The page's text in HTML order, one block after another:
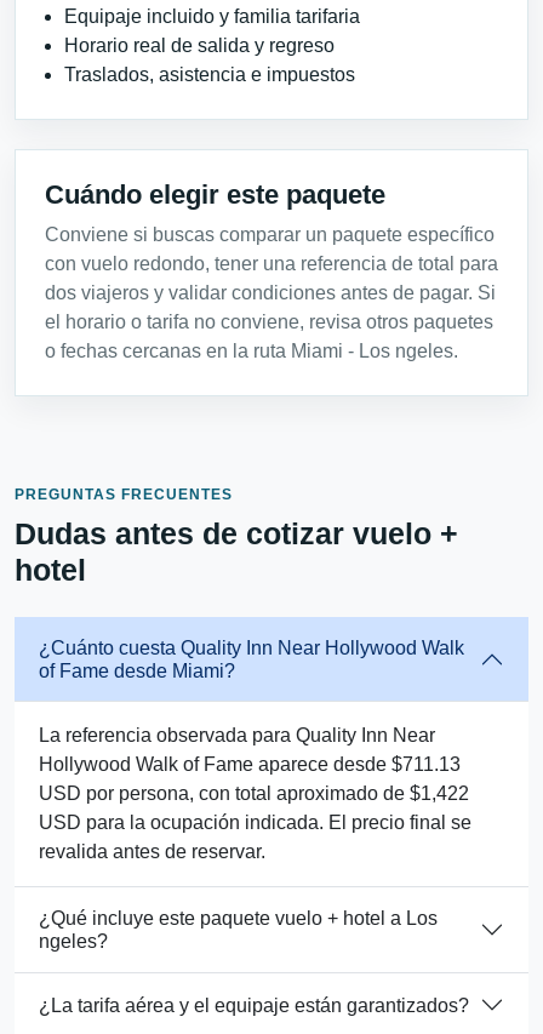
Equipaje incluido y familia tarifaria
Horario real de salida y regreso
Traslados, asistencia e impuestos
Cuándo elegir este paquete
Conviene si buscas comparar un paquete específico
con vuelo redondo, tener una referencia de total para
dos viajeros y validar condiciones antes de pagar. Si
el horario o tarifa no conviene, revisa otros paquetes
o fechas cercanas en la ruta Miami - Los ngeles.
PREGUNTAS FRECUENTES
Dudas antes de cotizar vuelo +
hotel
¿Cuánto cuesta Quality Inn Near Hollywood Walk
of Fame desde Miami?
La referencia observada para Quality Inn Near
Hollywood Walk of Fame aparece desde $711.13
USD por persona, con total aproximado de $1,422
USD para la ocupación indicada. El precio final se
revalida antes de reservar.
¿Qué incluye este paquete vuelo + hotel a Los
ngeles?
¿La tarifa aérea y el equipaje están garantizados?